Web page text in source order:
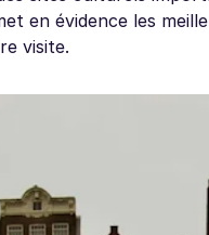
en évidence les
visite.